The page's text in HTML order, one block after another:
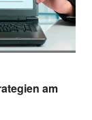
am